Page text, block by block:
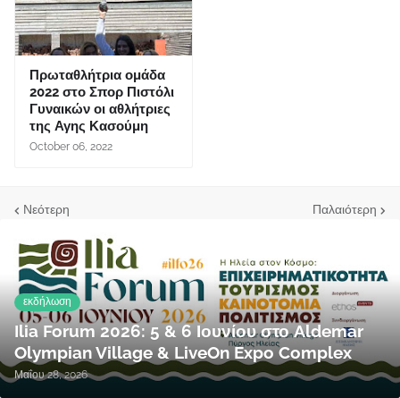
Πρωταθλήτρια ομάδα
2022 στο Σπορ Πιστόλι
Γυναικών οι αθλήτριες
της Αγης Κασούμη
October 06, 2022
Νεότερη Παλαιότερη
εκδήλωση
Ilia Forum 2026: 5 & 6 Ιουνίου στο Aldemar
Olympian Village & LiveOn Expo Complex
Μαΐου 28, 2026